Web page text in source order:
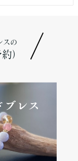
スの
）